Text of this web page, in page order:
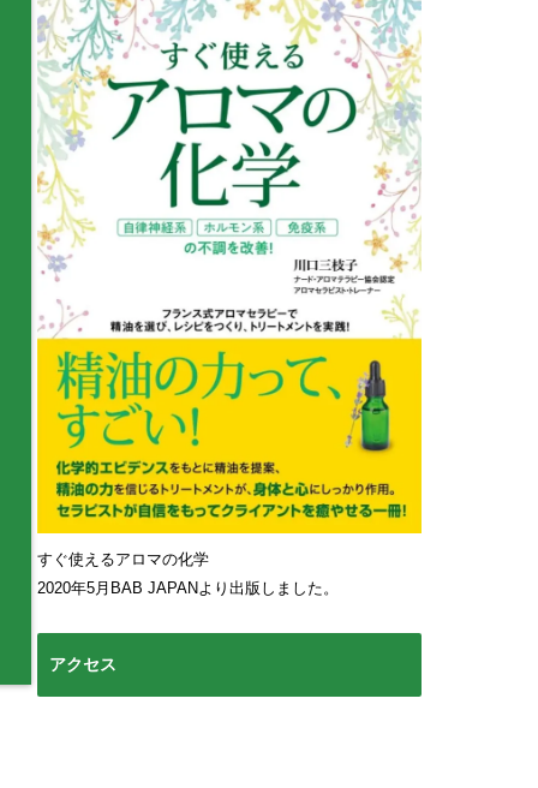
すぐ使えるアロマの化学
2020年5月BAB JAPANより出版しました。
アクセス